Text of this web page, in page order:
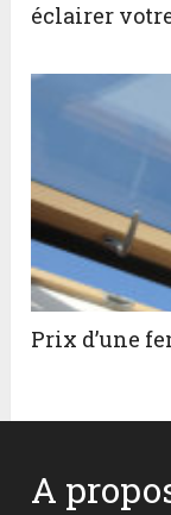
éclairer
Prix d’une
A